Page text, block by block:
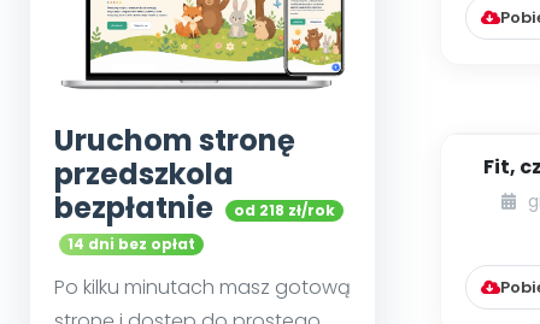
Uruchom stronę
przedszkola
bezpłatnie
od 218 zł/rok
14 dni bez opłat
Po kilku minutach masz gotową
Fit,